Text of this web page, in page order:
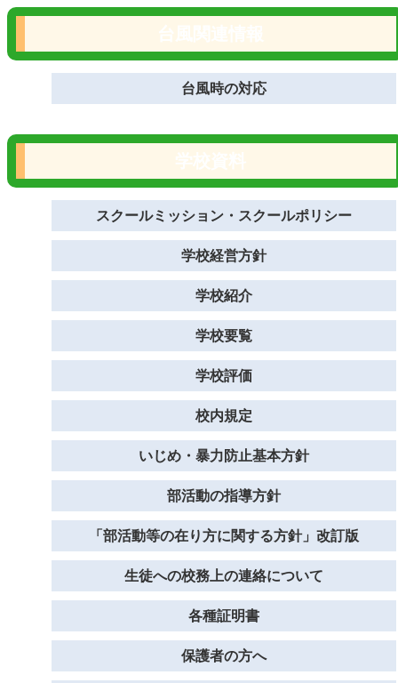
台風時の対応
スクールミッション・スクールポリシー
学校経営方針
学校紹介
学校要覧
学校評価
校内規定
いじめ・暴力防止基本方針
部活動の指導方針
「部活動等の在り方に関する方針」改訂版
生徒への校務上の連絡について
各種証明書
保護者の方へ